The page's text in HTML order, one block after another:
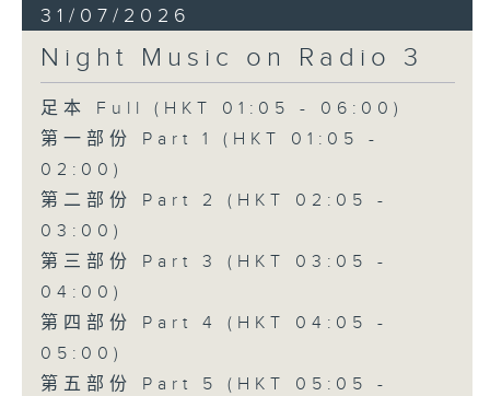
31/07/2026
Night Music on Radio 3
足本 Full (HKT 01:05 - 06:00)
第一部份 Part 1 (HKT 01:05 -
02:00)
第二部份 Part 2 (HKT 02:05 -
03:00)
第三部份 Part 3 (HKT 03:05 -
04:00)
第四部份 Part 4 (HKT 04:05 -
05:00)
第五部份 Part 5 (HKT 05:05 -